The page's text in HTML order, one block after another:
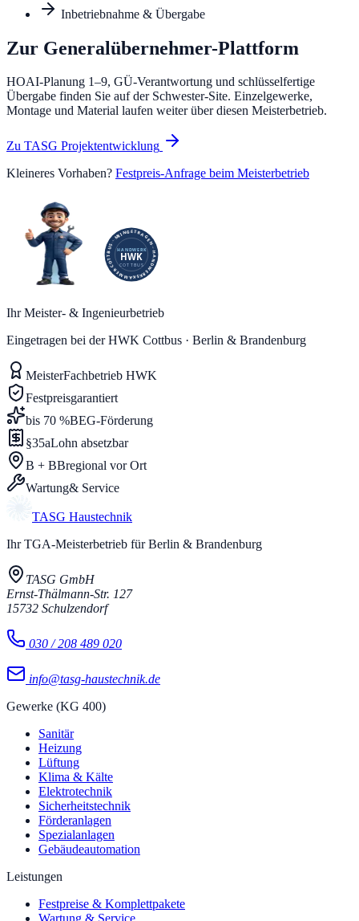
Inbetriebnahme & Übergabe
Zur Generalübernehmer-Plattform
HOAI-Planung 1–9, GÜ-Verantwortung und schlüsselfertige
Übergabe finden Sie auf der Schwester-Site. Einzelgewerke,
Montage und Material laufen weiter über diesen Meisterbetrieb.
Zu TASG Projektentwicklung
Kleineres Vorhaben? Festpreis-Anfrage beim Meisterbetrieb
Ihr Meister- & Ingenieurbetrieb
Eingetragen bei der HWK Cottbus · Berlin & Brandenburg
MeisterFachbetrieb HWK
Festpreisgarantiert
bis 70 %BEG-Förderung
§35aLohn absetzbar
B + BBregional vor Ort
Wartung& Service
TASG Haustechnik
Ihr TGA-Meisterbetrieb für Berlin & Brandenburg
TASG GmbH
Ernst-Thälmann-Str. 127
15732 Schulzendorf
030 / 208 489 020
info@tasg-haustechnik.de
Gewerke (KG 400)
Sanitär
Heizung
Lüftung
Klima & Kälte
Elektrotechnik
Sicherheitstechnik
Förderanlagen
Spezialanlagen
Gebäudeautomation
Leistungen
Festpreise & Komplettpakete